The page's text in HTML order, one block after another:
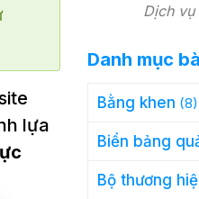
lựa
Dịch
Danh mục
Bằng khen (8)
Biển bảng
Bộ thương